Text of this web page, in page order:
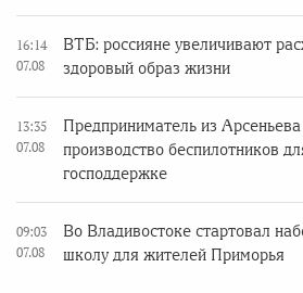
16:14
07.08
ВТБ: россияне увеличивают
здоровый образ жизни
13:35
07.08
Предприниматель из Арсеньева
производство беспилотников
господдержке
09:03
07.08
Во Владивостоке стартовал
школу для жителей Приморья